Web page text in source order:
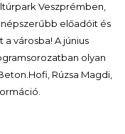
Veszprémben,
előadóit és
városba! A június
olyan
Rúzsa Magdi,